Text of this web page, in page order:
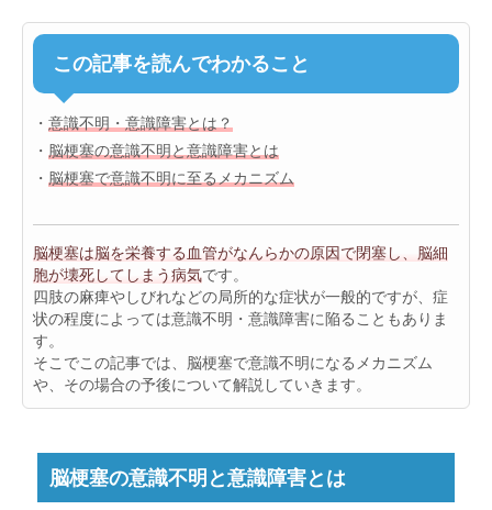
この記事を読んでわかること
・ 意識不明・意識障害とは？
・ 脳梗塞の意識不明と意識障害とは
・ 脳梗塞で意識不明に至るメカニズム
脳梗塞は脳を栄養する血管がなんらかの原因で閉塞し、脳細
胞が壊死してしまう病気です。
四肢の麻痺やしびれなどの局所的な症状が一般的ですが、症
状の程度によっては意識不明・意識障害に陥ることもありま
す。
そこでこの記事では、脳梗塞で意識不明になるメカニズム
や、その場合の予後について解説していきます。
脳梗塞の意識不明と意識障害とは